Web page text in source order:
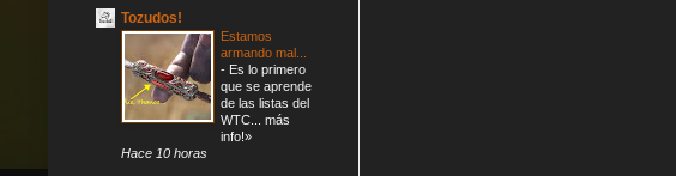
Tozudos!
Estamos
armando mal...
- Es lo primero
que se aprende
de las listas del
WTC... más
info!»
Hace 10 horas